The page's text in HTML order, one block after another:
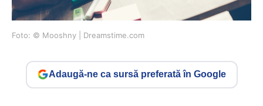
Foto: © ​Mooshny | Dreamstime.com
Adaugă-ne ca sursă preferată în Google